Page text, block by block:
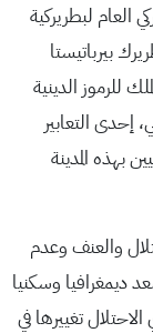
العام لبطريركية
بيرباتيستا
للرموز الدينية
إحدى التعابير
بهذه المدينة
والعنف وعدم
ديمغرافيا وسكنيا
تغييرها في